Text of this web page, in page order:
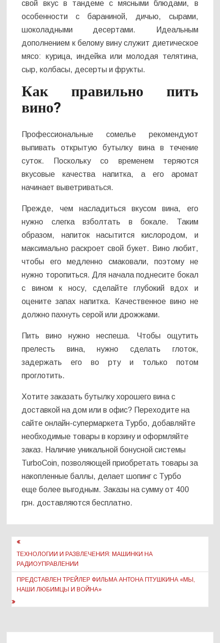
свой вкус в тандеме с мясными блюдами, в
особенности с бараниной, дичью, сырами,
шоколадными десертами. Идеальным
дополнением к белому вину служит диетическое
мясо: курица, индейка или молодая телятина,
сыр, колбасы, десерты и фрукты.
Как правильно пить
вино?
Профессиональные сомелье рекомендуют
выпивать открытую бутылку вина в течение
суток. Поскольку со временем теряются
вкусовые качества напитка, а его аромат
начинает выветриваться.
Прежде, чем насладиться вкусом вина, его
нужно слегка взболтать в бокале. Таким
образом, напиток насытится кислородом, и
максимально раскроет свой букет. Вино любит,
чтобы его медленно смаковали, поэтому не
нужно торопиться. Для начала поднесите бокал
с вином к носу, сделайте глубокий вдох и
оцените запах напитка. Качественное вино не
должно пахнуть серой или дрожжами.
Пить вино нужно неспеша. Чтобы ощутить
прелесть вина, нужно сделать глоток,
задержать его во рту и только потом
проглотить.
Хотите заказать бутылку хорошего вина с
доставкой на дом или в офис? Переходите на
сайте онлайн-супермаркета Турбо, добавляйте
необходимые товары в корзину и оформляйте
заказ. Наличие уникальной бонусной системы
TurboCoin, позволяющей приобретать товары за
накопленные баллы, делает шопинг с Турбо
еще более выгодным. Заказы на сумму от 400
грн. доставляются бесплатно.
Навигация
по
записям
ТЕХНОЛОГИИ И РАЗВЛЕЧЕНИЯ: МАШИНКИ НА
РАДИОУПРАВЛЕНИИ
ПРЕДСТАВЛЕН ТРЕЙЛЕР ФИЛЬМА АНТОНА ПТУШКИНА «МЫ,
НАШИ ЛЮБИМЦЫ И ВОЙНА»